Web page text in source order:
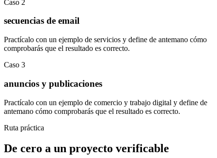
Caso 2
secuencias de email
Practícalo con un ejemplo de servicios y define de antemano cómo
comprobarás que el resultado es correcto.
Caso 3
anuncios y publicaciones
Practícalo con un ejemplo de comercio y trabajo digital y define de
antemano cómo comprobarás que el resultado es correcto.
Ruta práctica
De cero a un proyecto verificable